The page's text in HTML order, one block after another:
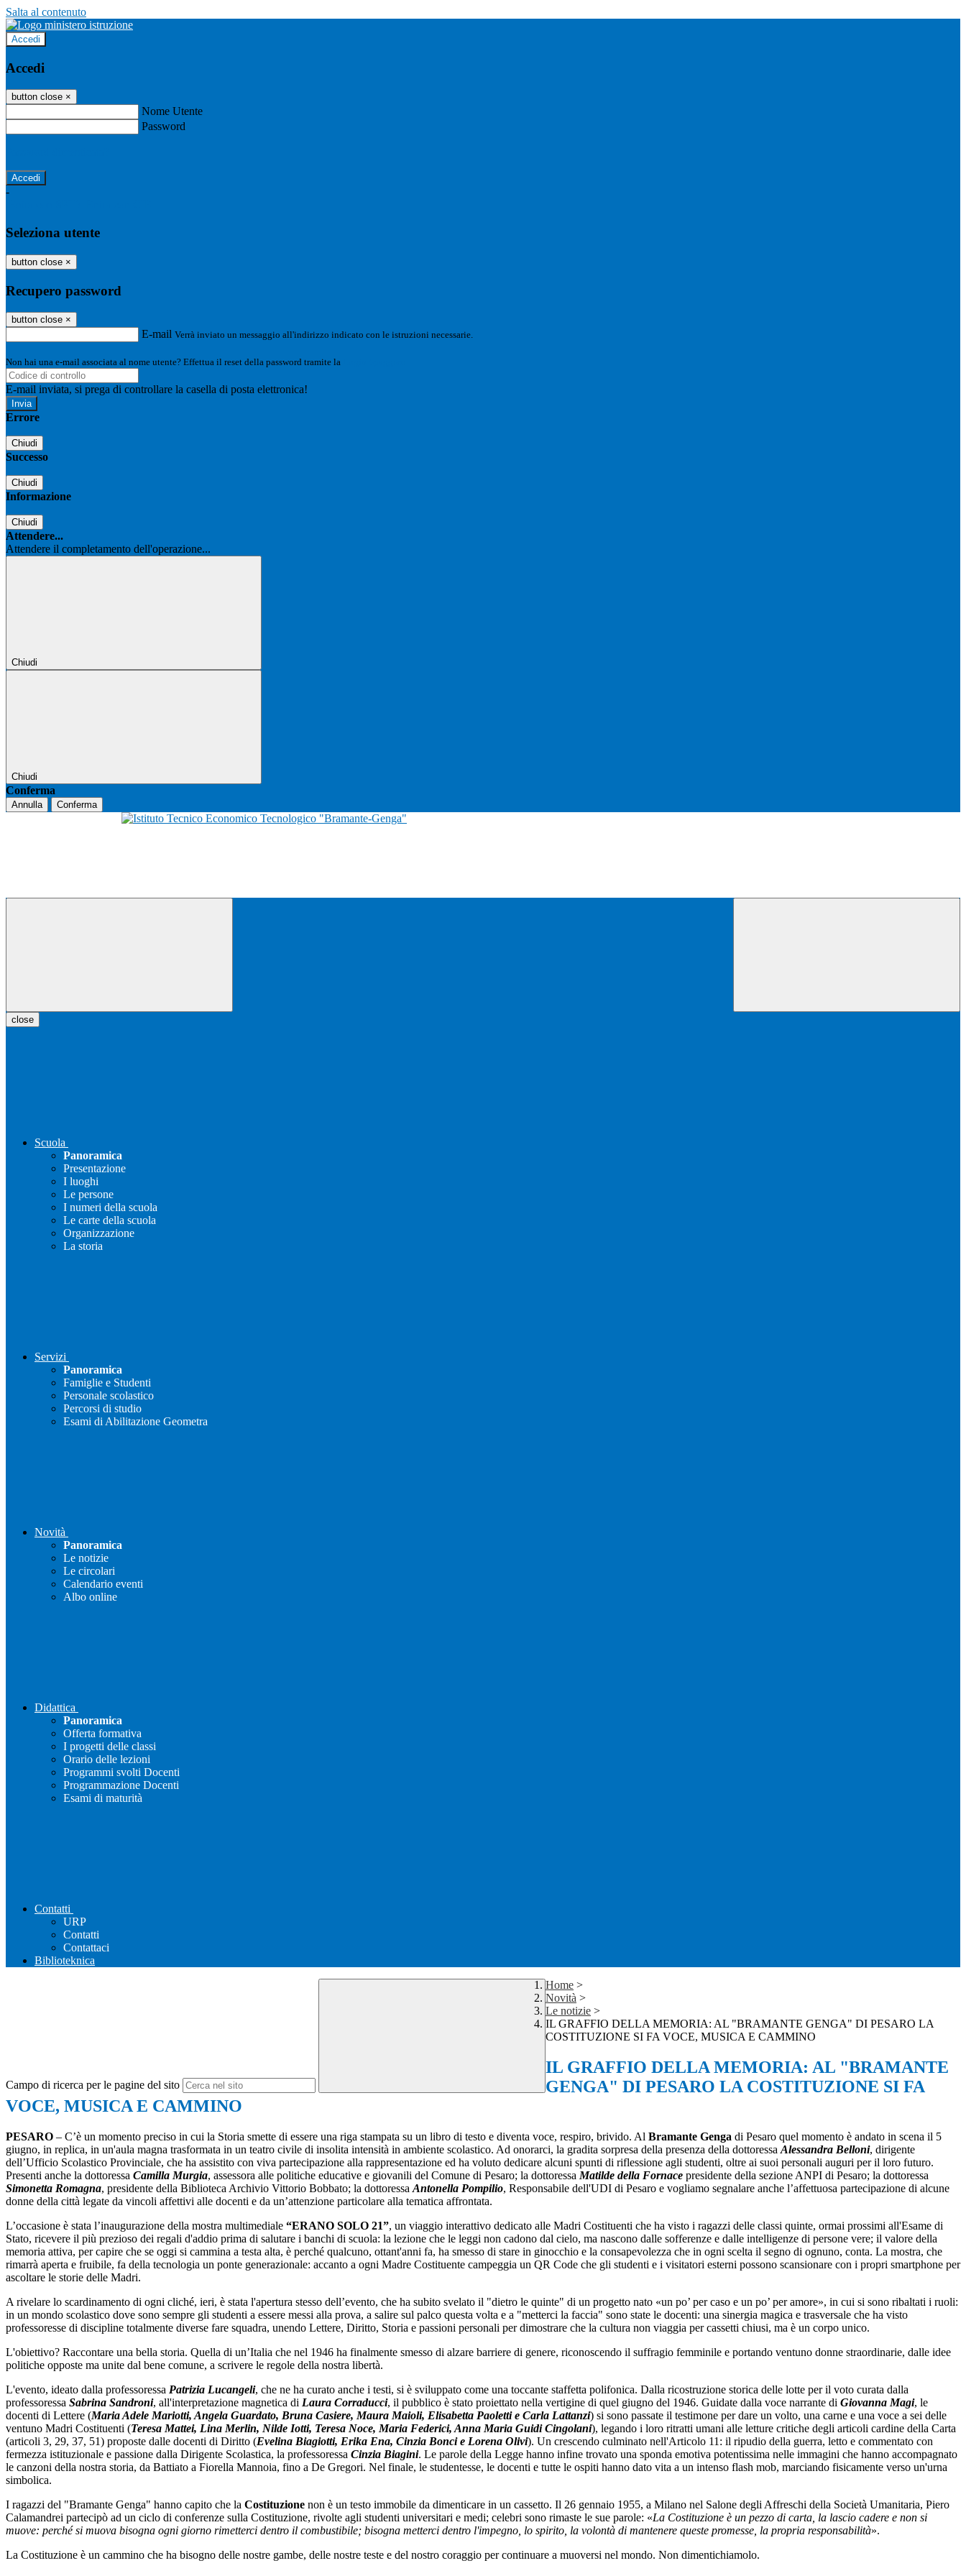
Salta al contenuto
Accedi
Accedi
button close ×
Nome Utente
Password
-
Seleziona utente
button close ×
Recupero password
button close ×
E-mail Verrà inviato un messaggio all'indirizzo indicato con le istruzioni necessarie.
Non hai una e-mail associata al nome utente? Effettua il reset della password tramite la
E-mail inviata, si prega di controllare la casella di posta elettronica!
Errore
Chiudi
Successo
Chiudi
Informazione
Chiudi
Attendere...
Attendere il completamento dell'operazione...
Chiudi
Chiudi
Conferma
Annulla Conferma
close
Scuola
Panoramica
Presentazione
I luoghi
Le persone
I numeri della scuola
Le carte della scuola
Organizzazione
La storia
Servizi
Panoramica
Famiglie e Studenti
Personale scolastico
Percorsi di studio
Esami di Abilitazione Geometra
Novità
Panoramica
Le notizie
Le circolari
Calendario eventi
Albo online
Didattica
Panoramica
Offerta formativa
I progetti delle classi
Orario delle lezioni
Programmi svolti Docenti
Programmazione Docenti
Esami di maturità
Contatti
URP
Contatti
Contattaci
Biblioteknica
Campo di ricerca per le pagine del sito
Home >
Novità >
Le notizie >
IL GRAFFIO DELLA MEMORIA: AL "BRAMANTE GENGA" DI PESARO LA
COSTITUZIONE SI FA VOCE, MUSICA E CAMMINO
IL GRAFFIO DELLA MEMORIA: AL "BRAMANTE
GENGA" DI PESARO LA COSTITUZIONE SI FA
VOCE, MUSICA E CAMMINO
PESARO – C’è un momento preciso in cui la Storia smette di essere una riga stampata su un libro di testo e diventa voce, respiro, brivido. Al Bramante Genga di Pesaro quel momento è andato in scena il 5
giugno, in replica, in un'aula magna trasformata in un teatro civile di insolita intensità in ambiente scolastico. Ad onorarci, la gradita sorpresa della presenza della dottoressa Alessandra Belloni, dirigente
dell’Ufficio Scolastico Provinciale, che ha assistito con viva partecipazione alla rappresentazione ed ha voluto dedicare alcuni spunti di riflessione agli studenti, oltre ai suoi personali auguri per il loro futuro.
Presenti anche la dottoressa Camilla Murgia, assessora alle politiche educative e giovanili del Comune di Pesaro; la dottoressa Matilde della Fornace presidente della sezione ANPI di Pesaro; la dottoressa
Simonetta Romagna, presidente della Biblioteca Archivio Vittorio Bobbato; la dottoressa Antonella Pompilio, Responsabile dell'UDI di Pesaro e vogliamo segnalare anche l’affettuosa partecipazione di alcune
donne della città legate da vincoli affettivi alle docenti e da un’attenzione particolare alla tematica affrontata.
L’occasione è stata l’inaugurazione della mostra multimediale “ERANO SOLO 21”, un viaggio interattivo dedicato alle Madri Costituenti che ha visto i ragazzi delle classi quinte, ormai prossimi all'Esame di
Stato, ricevere il più prezioso dei regali d'addio prima di salutare i banchi di scuola: la lezione che le leggi non cadono dal cielo, ma nascono dalle sofferenze e dalle intelligenze di persone vere; il valore della
memoria attiva, per capire che se oggi si cammina a testa alta, è perché qualcuno, ottant'anni fa, ha smesso di stare in ginocchio e la consapevolezza che in ogni scelta il segno di ognuno, conta. La mostra, che
rimarrà aperta e fruibile, fa della tecnologia un ponte generazionale: accanto a ogni Madre Costituente campeggia un QR Code che gli studenti e i visitatori esterni possono scansionare con i propri smartphone per
ascoltare le storie delle Madri.
A rivelare lo scardinamento di ogni cliché, ieri, è stata l'apertura stesso dell’evento, che ha subito svelato il "dietro le quinte" di un progetto nato «un po’ per caso e un po’ per amore», in cui si sono ribaltati i ruoli:
in un mondo scolastico dove sono sempre gli studenti a essere messi alla prova, a salire sul palco questa volta e a "metterci la faccia" sono state le docenti: una sinergia magica e trasversale che ha visto
professoresse di discipline totalmente diverse fare squadra, unendo Lettere, Diritto, Storia e passioni personali per dimostrare che la cultura non viaggia per cassetti chiusi, ma è un corpo unico.
L'obiettivo? Raccontare una bella storia. Quella di un’Italia che nel 1946 ha finalmente smesso di alzare barriere di genere, riconoscendo il suffragio femminile e portando ventuno donne straordinarie, dalle idee
politiche opposte ma unite dal bene comune, a scrivere le regole della nostra libertà.
L'evento, ideato dalla professoressa Patrizia Lucangeli, che ne ha curato anche i testi, si è sviluppato come una toccante staffetta polifonica. Dalla ricostruzione storica delle lotte per il voto curata dalla
professoressa Sabrina Sandroni, all'interpretazione magnetica di Laura Corraducci, il pubblico è stato proiettato nella vertigine di quel giugno del 1946. Guidate dalla voce narrante di Giovanna Magi, le
docenti di Lettere (Maria Adele Mariotti, Angela Guardato, Bruna Casiere, Maura Maioli, Elisabetta Paoletti e Carla Lattanzi) si sono passate il testimone per dare un volto, una carne e una voce a sei delle
ventuno Madri Costituenti (Teresa Mattei, Lina Merlin, Nilde Iotti, Teresa Noce, Maria Federici, Anna Maria Guidi Cingolani), legando i loro ritratti umani alle letture critiche degli articoli cardine della Carta
(articoli 3, 29, 37, 51) proposte dalle docenti di Diritto (Evelina Biagiotti, Erika Ena, Cinzia Bonci e Lorena Olivi). Un crescendo culminato nell'Articolo 11: il ripudio della guerra, letto e commentato con
fermezza istituzionale e passione dalla Dirigente Scolastica, la professoressa Cinzia Biagini. Le parole della Legge hanno infine trovato una sponda emotiva potentissima nelle immagini che hanno accompagnato
le canzoni della nostra storia, da Battiato a Fiorella Mannoia, fino a De Gregori. Nel finale, le studentesse, le docenti e tutte le ospiti hanno dato vita a un intenso flash mob, marciando fisicamente verso un'urna
simbolica.
I ragazzi del "Bramante Genga" hanno capito che la Costituzione non è un testo immobile da dimenticare in un cassetto. Il 26 gennaio 1955, a Milano nel Salone degli Affreschi della Società Umanitaria, Piero
Calamandrei partecipò ad un ciclo di conferenze sulla Costituzione, rivolte agli studenti universitari e medi; celebri sono rimaste le sue parole: «La Costituzione è un pezzo di carta, la lascio cadere e non si
muove: perché si muova bisogna ogni giorno rimetterci dentro il combustibile; bisogna metterci dentro l'impegno, lo spirito, la volontà di mantenere queste promesse, la propria responsabilità».
La Costituzione è un cammino che ha bisogno delle nostre gambe, delle nostre teste e del nostro coraggio per continuare a muoversi nel mondo. Non dimentichiamolo.